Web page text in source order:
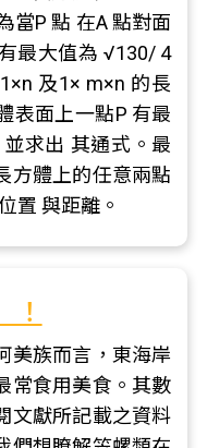
當P 點 在A 點對面
最大值為 √130/ 4
及1× m×n 的長
表面上一點P 有最
求出 其通式。最
方體上的任意兩點
置 與距離。
！
美族而言，東海岸
常食用美食。其數
文獻所記載之資料